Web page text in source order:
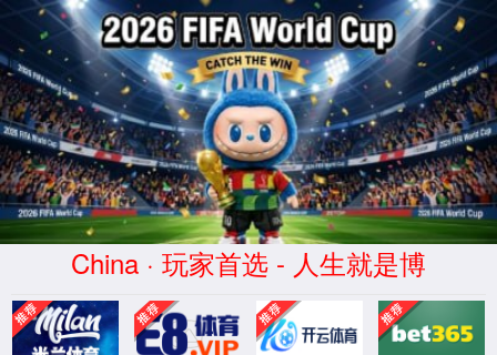
你所浏览的页面暂时无法
访问
你可以返回上一页重试，或直接向我们反馈错
误报告